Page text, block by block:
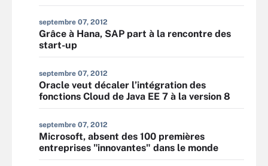
septembre 07, 2012
Grâce à Hana, SAP part à la rencontre des
start-up
septembre 07, 2012
Oracle veut décaler l’intégration des
fonctions Cloud de Java EE 7 à la version 8
septembre 07, 2012
Microsoft, absent des 100 premières
entreprises "innovantes" dans le monde